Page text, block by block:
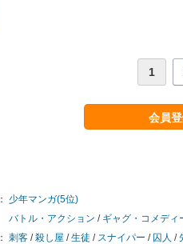
1
会員
：
少年マンガ(5位)
バトル・アクション / ギャグ・コメディ
： 刺客 /殺し屋 /生徒 / スナイパー / 囚人 /